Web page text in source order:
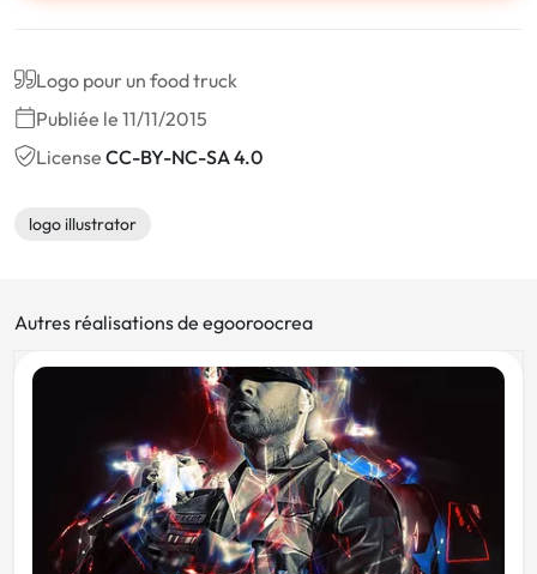
Logo pour un food truck
Publiée le 11/11/2015
License CC-BY-NC-SA 4.0
logo illustrator
Autres réalisations de egooroocrea